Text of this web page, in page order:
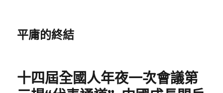
平庸的終結
十四屆全國人年夜一次會議第